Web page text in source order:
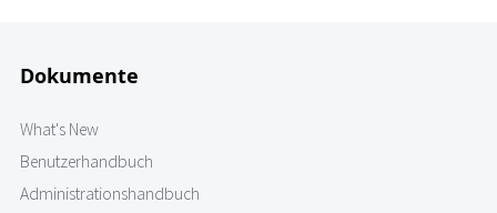
Dokumente
What's New
Benutzerhandbuch
Administrationshandbuch